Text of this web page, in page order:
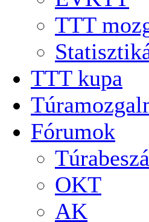
TTT
TTT kupa
Fórumok
OKT
AK